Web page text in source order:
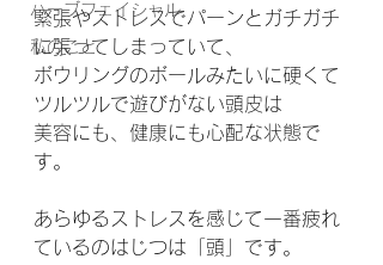
ハーブフェイシャル
私のこと
緊張やストレスでパーンとガチガチ
に張ってしまっていて、
ボウリングのボールみたいに硬くて
ツルツルで遊びがない頭皮は
美容にも、健康にも心配な状態で
す。
あらゆるストレスを感じて一番疲れ
ているのはじつは「頭」です。